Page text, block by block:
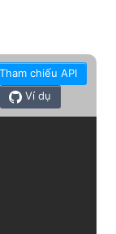
Tham chiếu API
Ví dụ